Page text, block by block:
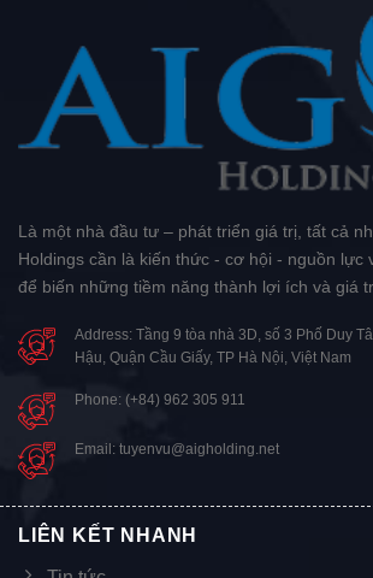
Là một nhà đầu tư – phát triển giá trị, tất cả
Holdings cần là kiến thức - cơ hội - nguồn lực
để biến những tiềm năng thành lợi ích và giá
Address: Tầng 9 tòa nhà 3D, số 3 Phố Duy
Hậu, Quận Cầu Giấy, TP Hà Nội, Việt Nam
Phone: (+84) 962 305 911
Email: tuyenvu@aigholding.net
LIÊN KẾT NHANH